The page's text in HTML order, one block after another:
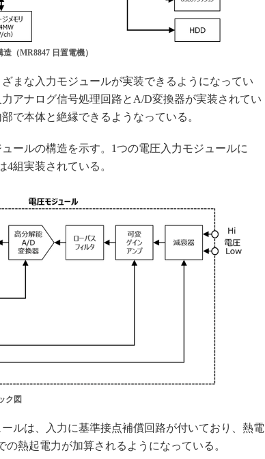
（MR8847 日置電機）
まな入力モジュールが実装できるようになってい
アナログ信号処理回路とA/D変換器が実装されてい
で本体と絶縁できるようなっている。
ールの構造を示す。1つの電圧入力モジュールに
組実装されている。
ク図
ルは、入力に基準接点補償回路が付いており、熱電
熱起電力が加算されるようになっている。